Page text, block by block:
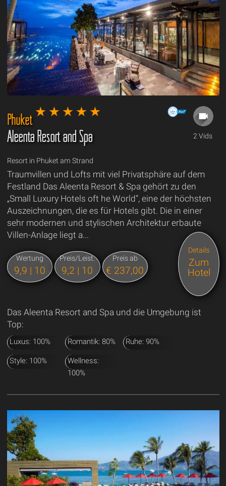
2 Vids
Phuket
Aleenta Resort and Spa
Resort in Phuket am Strand
Traumvillen und Lofts mit viel Privatsphäre auf dem
Festland Das Aleenta Resort & Spa gehört zu den
„Small Luxury Hotels oft he World“, eine der höchsten
Auszeichnungen, die es für Hotels gibt. Die in einer
sehr modernen und stylischen Architektur erbaute
Villen-Anlage liegt a...
Wertung
9,9 | 10
Preis/Leist.
9,2 | 10
Preis ab
€ 237,00
Details
Zum
Hotel
Das Aleenta Resort and Spa und die Umgebung ist
Top:
Luxus: 100% Romantik: 80% Ruhe: 90%
Style: 100%
Wellness:
100%